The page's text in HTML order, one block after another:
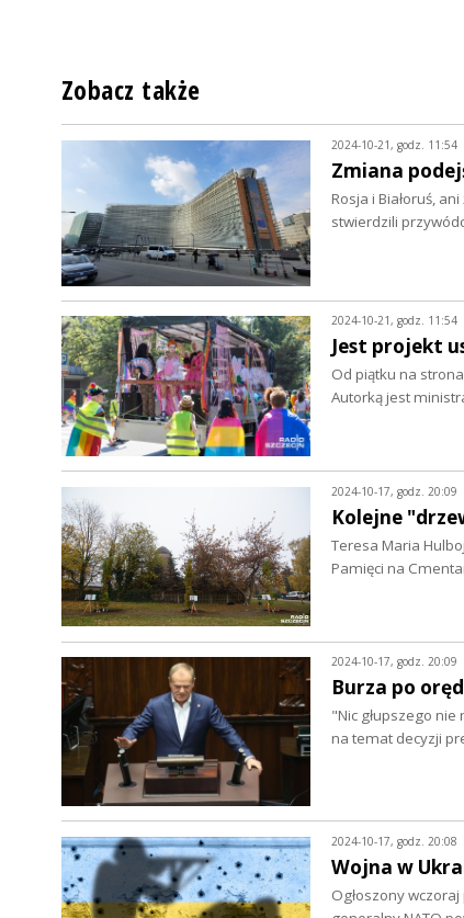
Zobacz także
2024-10-21, godz. 11:54
Zmiana
Rosja i Białoruś,
stwierdzili
2024-10-21, godz. 11:54
Jest projekt
Od piątku na
Autorką jest
2024-10-17, godz. 20:09
Kolejne
Teresa Maria
Pamięci na
2024-10-17, godz. 20:09
Burza po
"Nic głupszego
na temat decyzji
2024-10-17, godz. 20:08
Wojna w
Ogłoszony